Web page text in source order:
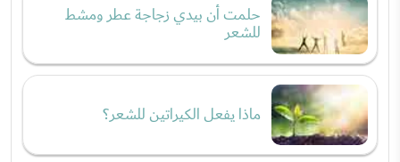
حلمت أن بيدي زجاجة عطر ومشط
للشعر
ماذا يفعل الكيراتين للشعر؟